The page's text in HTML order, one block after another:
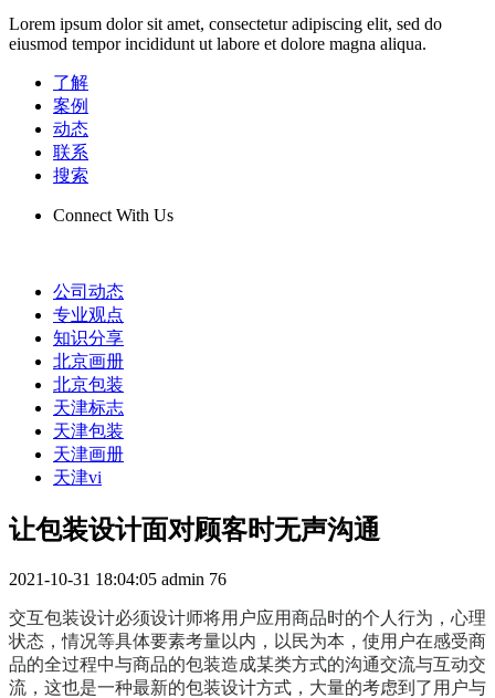
Lorem ipsum dolor sit amet, consectetur adipiscing elit, sed do
eiusmod tempor incididunt ut labore et dolore magna aliqua.
了解
案例
动态
联系
搜索
Connect With Us
公司动态
专业观点
知识分享
北京画册
北京包装
天津标志
天津包装
天津画册
天津vi
让包装设计面对顾客时无声沟通
2021-10-31 18:04:05 admin 76
交互包装设计必须设计师将用户应用商品时的个人行为，心理
状态，情况等具体要素考量以内，以民为本，使用户在感受商
品的全过程中与商品的包装造成某类方式的沟通交流与互动交
流，这也是一种最新的包装设计方式，大量的考虑到了用户与